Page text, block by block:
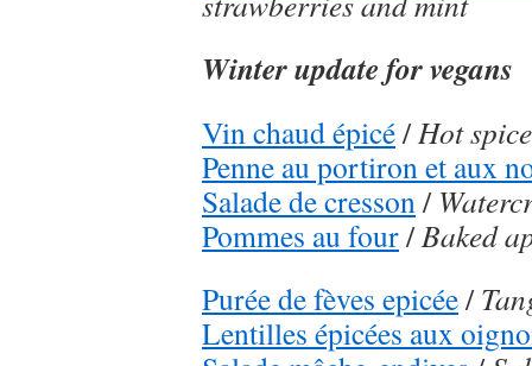
Winter update for vegans
Vin chaud épicé/Hot
Penne au portiron et aux
Salade de cresson/
Pommes au four/Baked
Purée de fèves epicée/
Lentilles épicées aux